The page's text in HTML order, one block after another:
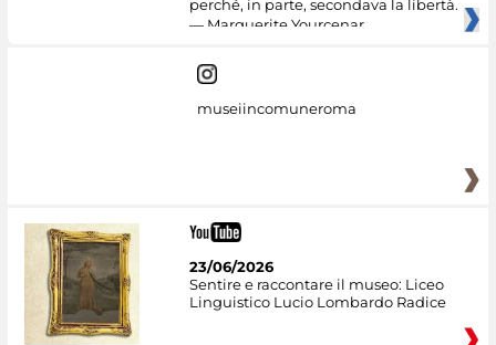
perché, in parte, secondava la libertà.
— Marguerite Yourcenar
museiincomuneroma
23/06/2026
Sentire e raccontare il museo: Liceo
Linguistico Lucio Lombardo Radice